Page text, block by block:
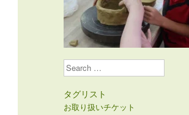
Search
タグリスト
お取り扱いチケット